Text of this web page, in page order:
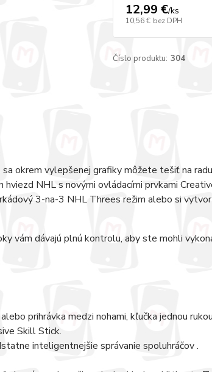
12,99 €/ks
10,56 € bez DPH
Číslo produktu: 304
okrem vylepšenej grafiky môžete tešiť na
hviezd NHL s novými ovládacími prvkami
3-na-3 NHL Threes režim alebo si
vám dávajú plnú kontrolu, aby ste mohli
prihrávka medzi nohami, kľučka jednou
Skill Stick.
inteligentnejšie správanie spoluhráčov .